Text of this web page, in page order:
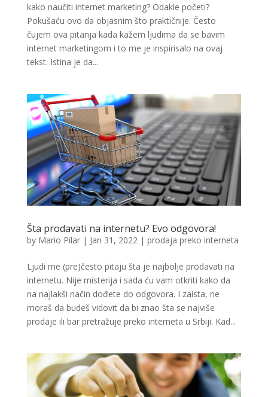
kako naučiti internet marketing? Odakle početi?
Pokušaću ovo da objasnim što praktičnije. Često
čujem ova pitanja kada kažem ljudima da se bavim
internet marketingom i to me je inspirisalo na ovaj
tekst. Istina je da...
Šta prodavati na internetu? Evo odgovora!
by Mario Pilar| Jan 31, 2022| prodaja preko interneta
Ljudi me (pre)često pitaju šta je najbolje prodavati na
internetu. Nije misterija i sada ću vam otkriti kako da
na najlakši način dođete do odgovora. I zaista, ne
moraš da budeš vidovit da bi znao šta se najviše
prodaje ili bar pretražuje preko interneta u Srbiji. Kad...